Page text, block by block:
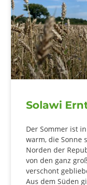
Solawi
Der Sommer ist
warm, die Sonne
Norden der
von den ganz
verschont
Aus dem Süden